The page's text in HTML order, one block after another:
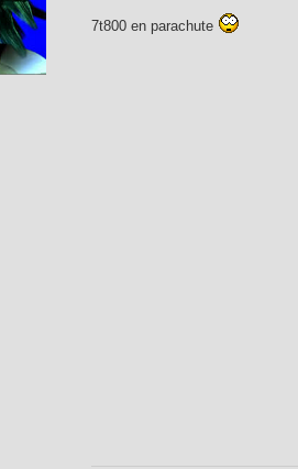
s
s
7t800 en parachute